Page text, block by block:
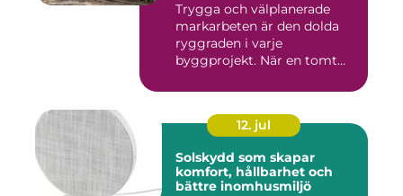
Trygga och välplanerade
markarbeten är den dolda
ryggraden i varje
byggprojekt. När en tomt
12. jul
Solskydd som skapar
komfort, hållbarhet och
bättre inomhusmiljö